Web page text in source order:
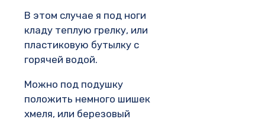
В этом случае я под ноги
кладу теплую грелку, или
пластиковую бутылку с
горячей водой.
Можно под подушку
положить немного шишек
хмеля, или березовый